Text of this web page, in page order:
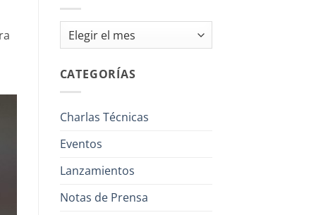
Archivos
CATEGORÍAS
Charlas Técnicas
Eventos
Lanzamientos
Notas de Prensa